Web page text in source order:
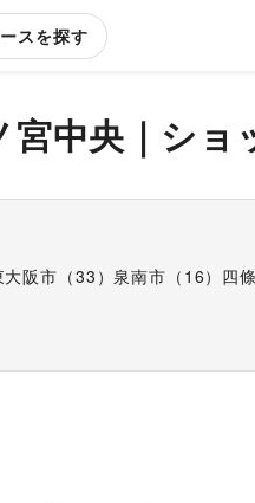
スを探す
宮中央 ｜ ショ
大阪市 （33 ） 泉南市 （ 16） 四